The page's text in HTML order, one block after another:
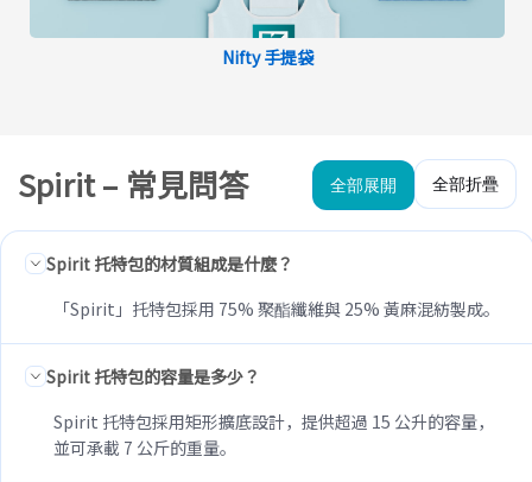
Nifty 手提袋
Spirit – 常見問答 全部展開 全部折疊
Spirit 托特包的材質組成是什麼？
「Spirit」托特包採用 75% 聚酯纖維與 25% 黃麻混紡製成。
Spirit 托特包的容量是多少？
Spirit 托特包採用矩形擴底設計，提供超過 15 公升的容量，
並可承載 7 公斤的重量。